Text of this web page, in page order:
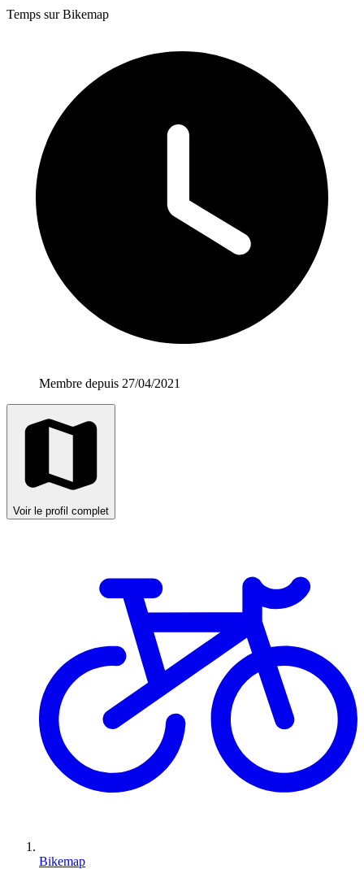
Temps sur Bikemap
Membre depuis 27/04/2021
Voir le profil complet
Bikemap